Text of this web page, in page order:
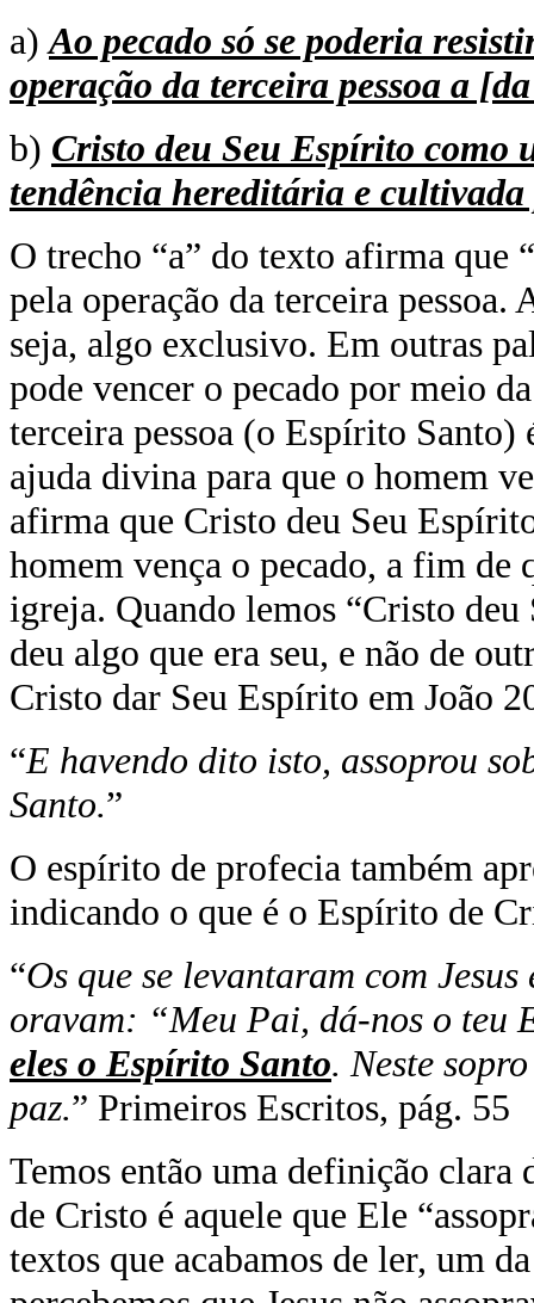
a)Ao pecado só se poderia
operação da terceira pessoa a
b) Cristo deu Seu Espírito como
tendência hereditária e
O trecho “a” do texto afirma que
pela operação da terceira
seja, algo exclusivo. Em outras
pode vencer o pecado por meio
terceira pessoa (o Espírito Santo)
ajuda divina para que o homem
afirma que Cristo deu Seu
homem vença o pecado, a fim de
igreja. Quando lemos “Cristo
deu algo que era seu, e não de
Cristo dar Seu Espírito em João
“E havendo dito isto, assoprou
Santo.”
O espírito de profecia também
indicando o que é o Espírito de
“Os que se levantaram com
oravam: “Meu Pai, dá-nos o teu
eles o Espírito Santo. Neste
paz.” Primeiros Escritos, pág. 55
Temos então uma definição
de Cristo é aquele que Ele
textos que acabamos de ler, um